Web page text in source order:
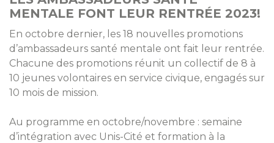
MENTALE FONT LEUR RENTRÉE 2023!
En octobre dernier, les 18 nouvelles promotions
d’ambassadeurs santé mentale ont fait leur rentrée.
Chacune des promotions réunit un collectif de 8 à
10 jeunes volontaires en service civique, engagés sur
10 mois de mission.
Au programme en octobre/novembre : semaine
d’intégration avec Unis-Cité et formation à la
Violences numériques
3018
Une écoute, des conseils et une intervention
pour les victimes de cyberharcèlement ou de
violences numériques. De 9h00 à 20h00,
anonyme et gratuit.
Numéro national suicide
3114